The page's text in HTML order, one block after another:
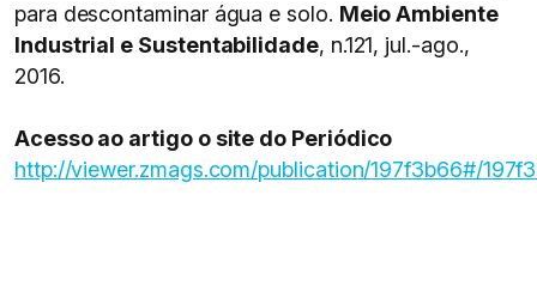
para descontaminar água e solo. Meio Ambiente
Industrial e Sustentabilidade, n.121, jul.-ago.,
2016.
Acesso ao artigo o site do Periódico
http://viewer.zmags.com/publication/197f3b66#/